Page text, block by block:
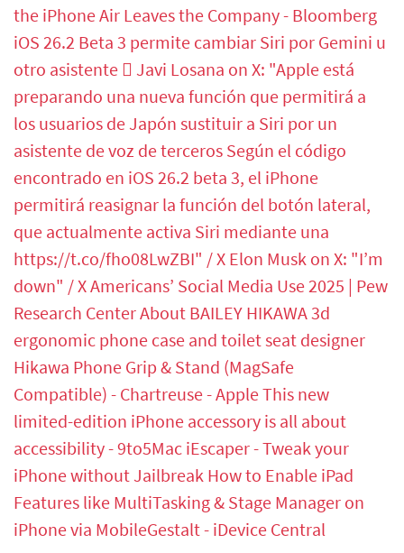
the iPhone Air Leaves the Company - Bloomberg
iOS 26.2 Beta 3 permite cambiar Siri por Gemini u
otro asistente  Javi Losana on X: "Apple está
preparando una nueva función que permitirá a
los usuarios de Japón sustituir a Siri por un
asistente de voz de terceros Según el código
encontrado en iOS 26.2 beta 3, el iPhone
permitirá reasignar la función del botón lateral,
que actualmente activa Siri mediante una
https://t.co/fho08LwZBI" / X Elon Musk on X: "I’m
down" / XAmericans’ Social Media Use 2025 | Pew
Research CenterAbout BAILEY HIKAWA 3d
ergonomic phone case and toilet seat designer
Hikawa Phone Grip & Stand (MagSafe
Compatible) - Chartreuse - AppleThis new
limited-edition iPhone accessory is all about
accessibility - 9to5Mac iEscaper - Tweak your
iPhone without Jailbreak How to Enable iPad
Features like MultiTasking & Stage Manager on
iPhone via MobileGestalt - iDevice Central